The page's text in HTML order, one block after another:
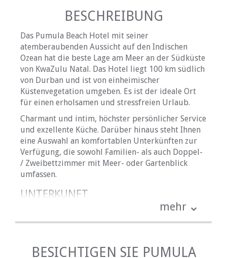
BESCHREIBUNG
Das Pumula Beach Hotel mit seiner
atemberaubenden Aussicht auf den Indischen
Ozean hat die beste Lage am Meer an der Südküste
von KwaZulu Natal. Das Hotel liegt 100 km südlich
von Durban und ist von einheimischer
Küstenvegetation umgeben. Es ist der ideale Ort
für einen erholsamen und stressfreien Urlaub.
Charmant und intim, höchster persönlicher Service
und exzellente Küche. Darüber hinaus steht Ihnen
eine Auswahl an komfortablen Unterkünften zur
Verfügung, die sowohl Familien- als auch Doppel-
/ Zweibettzimmer mit Meer- oder Gartenblick
umfassen.
UNTERKUNFT
Mit 62 individuell eingerichteten Schlafzimmern,
bestehend aus 40 Doppel- / Zweibettzimmern. 22
mehr
BESICHTIGEN SIE PUMULA